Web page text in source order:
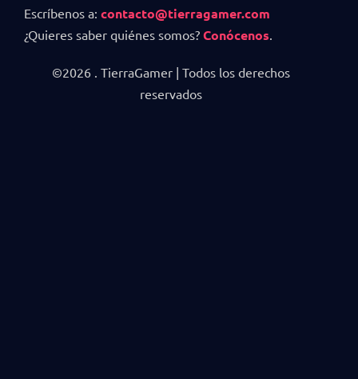
Escríbenos a: contacto@tierragamer.com
¿Quieres saber quiénes somos? Conócenos
©2026 . TierraGamer | Todos los derechos
reservados